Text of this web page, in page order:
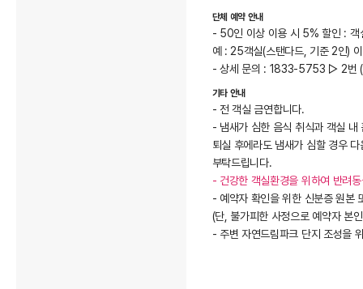
단체 예약 안내
- 50인 이상 이용 시 5% 할인 : 객
예 : 25객실(스탠다드, 기준 2인)
- 상세 문의 : 1833-5753 ▷ 2번 (
기타 안내
- 전 객실 금연합니다.
- 냄새가 심한 음식 취식과 객실 내
퇴실 후에라도 냄새가 심할 경우
부탁드립니다.
- 건강한 객실환경을 위하여 반려
- 예약자 확인을 위한 신분증 원본
(단, 불가피한 사정으로 예약자 본
- 주변 자연드림파크 단지 조성을